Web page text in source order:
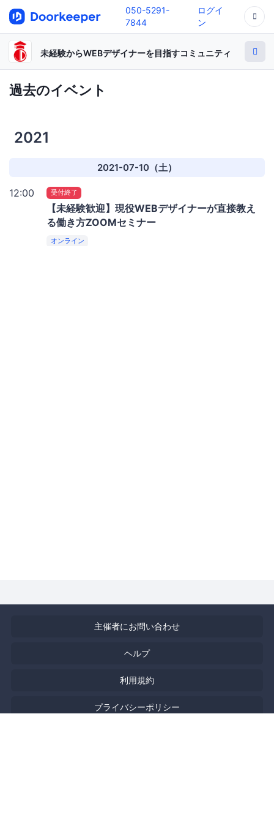
050-5291-
7844
ログイ
ン
未経験からWEBデザイナーを目指すコミュニティ
過去のイベント
2021
2021-07-10（土）
12:00 受付終了
【未経験歓迎】現役WEBデザイナーが直接教え
る働き方ZOOMセミナー
オンライン
主催者にお問い合わせ
ヘルプ
利用規約
プライバシーポリシー